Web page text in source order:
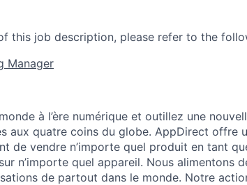
this job description, please refer to the
Manager
à l’ère numérique et outillez une
aux quatre coins du globe. AppDirect offre
de vendre n’importe quel produit en tant
n’importe quel appareil. Nous alimentons
de partout dans le monde. Notre